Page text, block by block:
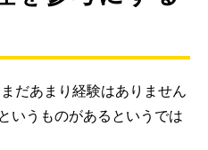
だあまり経験はありません
いうものがあるというでは